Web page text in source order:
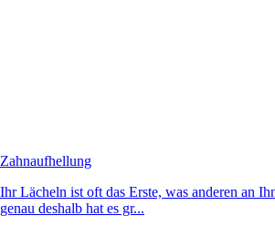
Zahnaufhellung
Ihr Lächeln ist oft das Erste, was anderen an
genau deshalb hat es gr...